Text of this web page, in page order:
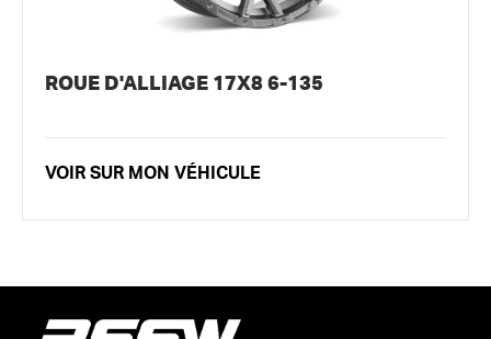
ROUE D'ALLIAGE 17X8 6-135
VOIR SUR MON VÉHICULE